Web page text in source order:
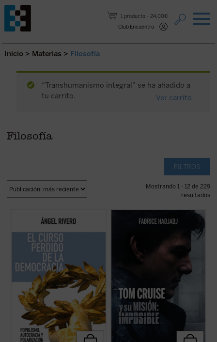
1 producto
24,00€
Club Encuentro
Saltar al contenido.
Inicio > Materias > Filosofía
“Transhumanismo integral” se ha añadido a
tu carrito.
Ver carrito
Filosofía
FILTROS
Mostrando 1 - 12 de 229
resultados
Apelando a una rica tradición de
pensamiento que hunde sus raíces en la
Juan de Mariana, Rivero analiza con
agudeza cómo el consenso constitucional
de 1978 se ha visto fracturado por la
(ver ficha)
cine. Cuando un actor se convierte en
inevitablemente refleja algo de su época.
Por eso, al hablar de Tom, hablamos
filosofía, teología y ...
(ver ficha)